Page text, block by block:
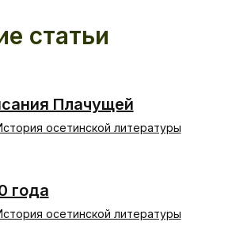
статьи
Плачущей
осетинской литературы
года
осетинской литературы